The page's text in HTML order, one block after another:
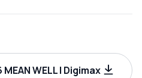
WELL | Digimax